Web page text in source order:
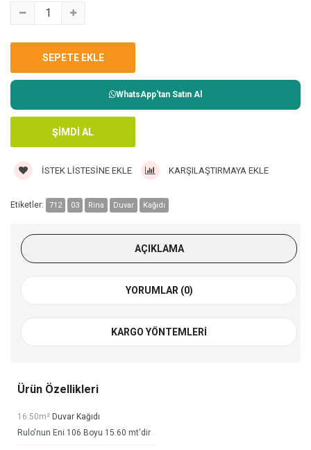
WhatsApp'tan Satın Al
İSTEK LISTESINE EKLE KARŞILAŞTIRMAYA EKLE
Etiketler: 712 03 Rina Duvar Kağıdı
AÇIKLAMA
YORUMLAR (0)
KARGO YÖNTEMLERI
Ürün Özellikleri
16.50m² Duvar Kağıdı
Rulo'nun Eni 106 Boyu 15.60 mt'dir